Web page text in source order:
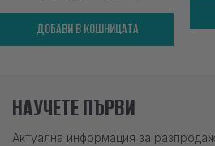
ДОБАВИ В КОШНИЦАТА
НАУЧЕТЕ ПЪРВИ
Актуална информация за